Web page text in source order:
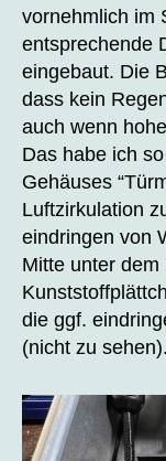
vornehmlich im
entsprechende
eingebaut. Die
dass kein
auch wenn
Das habe ich
Gehäuses
Luftzirkulation
eindringen von
Mitte unter
die ggf.
(nicht zu sehen).